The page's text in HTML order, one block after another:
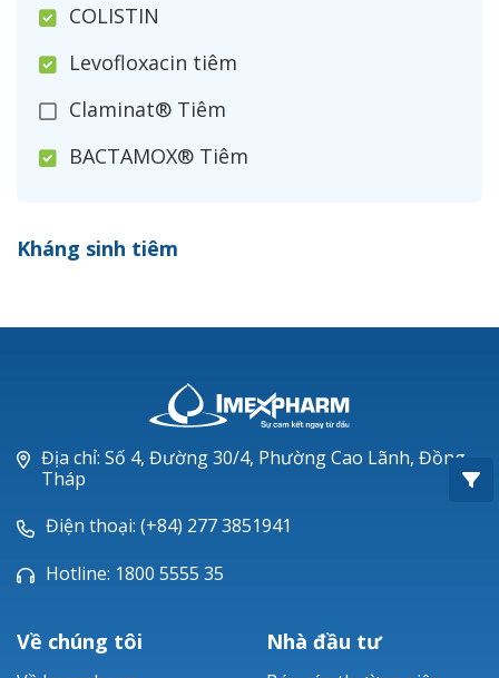
COLISTIN
Levofloxacin tiêm
Claminat® Tiêm
BACTAMOX® Tiêm
Ceftizoxim®
Piperacillin
Ticarlinat®
Zobacta®
Bacsulfo®
Kháng sinh tiêm
Địa chỉ: Số 4, Đường 30/4, Phường Cao Lãnh, Đồng
Tháp
Điện thoại: (+84) 277 3851941
Hotline: 1800 5555 35
Về chúng tôi Nhà đầu tư